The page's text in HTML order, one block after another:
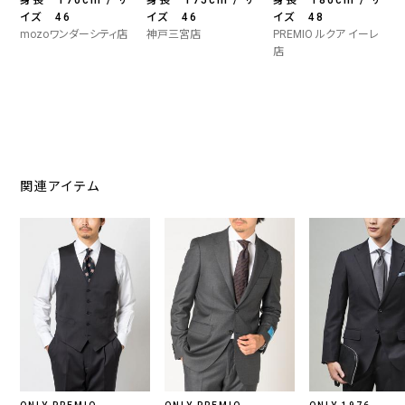
イズ 46
mozoワンダーシティ店
イズ 46
神戸三宮店
イズ 48
PREMIO ルクア イーレ
店
関連アイテム